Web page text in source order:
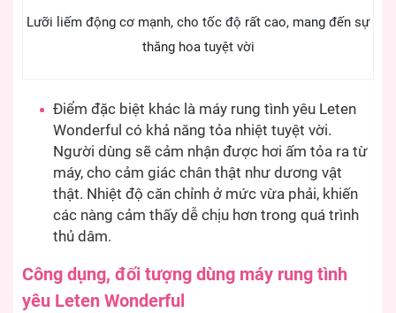
Lưỡi liếm động cơ mạnh, cho tốc độ rất cao, mang đến sự
thăng hoa tuyệt vời
Điểm đặc biệt khác là máy rung tình yêu Leten
Wonderful có khả năng tỏa nhiệt tuyệt vời.
Người dùng sẽ cảm nhận được hơi ấm tỏa ra từ
máy, cho cảm giác chân thật như dương vật
thật. Nhiệt độ căn chỉnh ở mức vừa phải, khiến
các nàng cảm thấy dễ chịu hơn trong quá trình
thủ dâm.
Công dụng, đối tượng dùng máy rung tình
yêu Leten Wonderful